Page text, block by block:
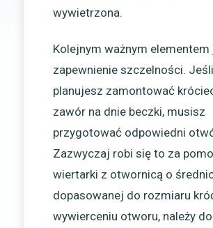
wywietrzona.
Kolejnym ważnym
zapewnienie szczelności. Jeśli
planujesz zamontować
zawór na dnie beczki, musisz
przygotować odpowiedni
Zazwyczaj robi się to za
wiertarki z otwornicą o
dopasowanej do rozmiaru
wywierceniu otworu, należy